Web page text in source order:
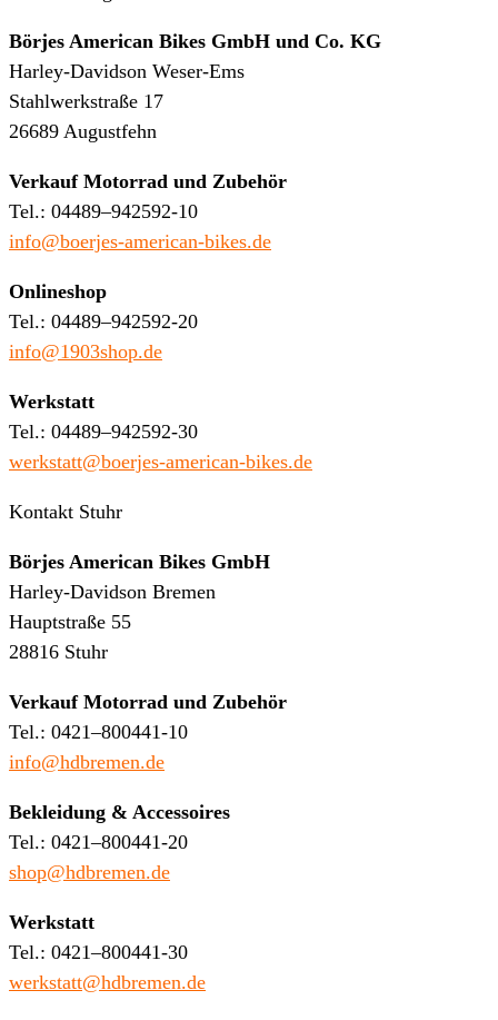
Börjes American Bikes GmbH und Co. KG
Harley-Davidson Weser-Ems
Stahlwerkstraße 17
26689 Augustfehn
Verkauf Motorrad und Zubehör
Tel.: 04489–942592-10
info@boerjes-american-bikes.de
Onlineshop
Tel.: 04489–942592-20
info@1903shop.de
Werkstatt
Tel.: 04489–942592-30
werkstatt@boerjes-american-bikes.de
Kontakt Stuhr
Börjes American Bikes GmbH
Harley-Davidson Bremen
Hauptstraße 55
28816 Stuhr
Verkauf Motorrad und Zubehör
Tel.: 0421–800441-10
info@hdbremen.de
Bekleidung & Accessoires
Tel.: 0421–800441-20
shop@hdbremen.de
Werkstatt
Tel.: 0421–800441-30
werkstatt@hdbremen.de